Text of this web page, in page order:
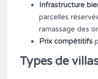
Infrastructure
parcelles
ramassage des
Prix compétitifs
Types de